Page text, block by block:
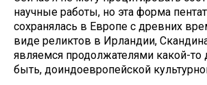
научные работы, но эта форма
сохранялась в Европе с древних
виде реликтов в Ирландии,
являемся продолжателями какой-
быть, доиндоевропейской